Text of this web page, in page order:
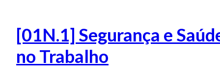
[01N.1] Segurança e
no Trabalho